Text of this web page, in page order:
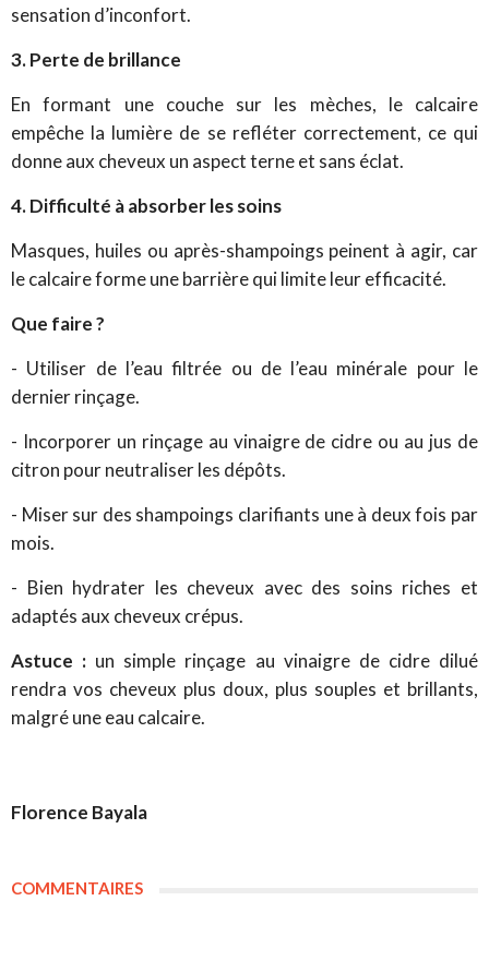
sensation d’inconfort.
3. Perte de brillance
En formant une couche sur les mèches, le calcaire
empêche la lumière de se refléter correctement, ce qui
donne aux cheveux un aspect terne et sans éclat.
4. Difficulté à absorber les soins
Masques, huiles ou après-shampoings peinent à agir, car
le calcaire forme une barrière qui limite leur efficacité.
Que faire ?
- Utiliser de l’eau filtrée ou de l’eau minérale pour le
dernier rinçage.
- Incorporer un rinçage au vinaigre de cidre ou au jus de
citron pour neutraliser les dépôts.
- Miser sur des shampoings clarifiants une à deux fois par
mois.
- Bien hydrater les cheveux avec des soins riches et
adaptés aux cheveux crépus.
Astuce : un simple rinçage au vinaigre de cidre dilué
rendra vos cheveux plus doux, plus souples et brillants,
malgré une eau calcaire.
Florence Bayala
COMMENTAIRES